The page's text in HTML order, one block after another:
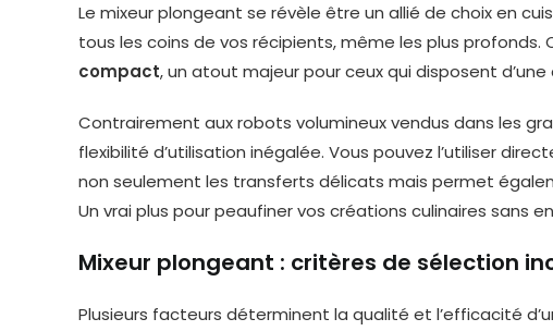
Le mixeur plongeant se révèle être un allié de choix en
tous les coins de vos récipients, même les plus
compact, un atout majeur pour ceux qui disposent
Contrairement aux robots volumineux vendus dans les
flexibilité d’utilisation inégalée. Vous pouvez l’utiliser
non seulement les transferts délicats mais permet
Un vrai plus pour peaufiner vos créations culinaires sans
Mixeur plongeant : critères de sélection
Plusieurs facteurs déterminent la qualité et l’efficacité